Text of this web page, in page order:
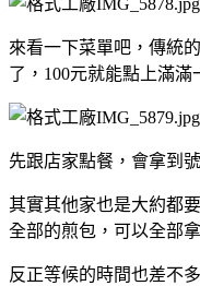
來看一下菜單吧，傳統
了，100元就能點上滿滿
先跟店家點餐，會拿到
其實其他家也是大約都
全部的煎包，可以全部
反正等候的時間也差不